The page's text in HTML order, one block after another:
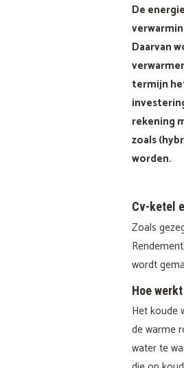
De
Daarvan
termijn
rekening
zoals
worden.
Cv-ketel
Zoals
wordt
Hoe
Het koude
de warme
water te